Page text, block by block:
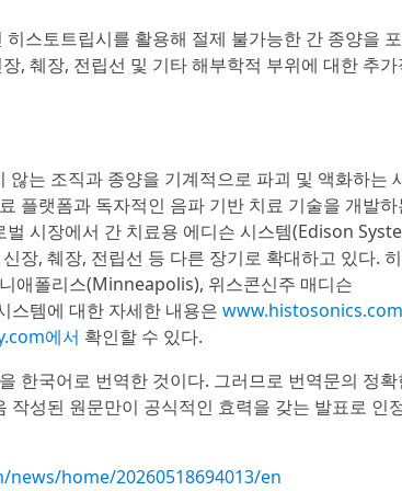
스토트립시를 활용해 절제 불가능한 간 종양을
, 췌장, 전립선 및 기타 해부학적 부위에 대한 추가
는 조직과 종양을 기계적으로 파괴 및 액화하는
플랫폼과 독자적인 음파 기반 치료 기술을 개발하
시장에서 간 치료용 에디슨 시스템(Edison
장, 췌장, 전립선 등 다른 장기로 확대하고 있다.
애폴리스(Minneapolis), 위스콘신주 매디슨
스템에 대한 자세한 내용은
에서 확인할 수 있다.
한국어로 번역한 것이다. 그러므로 번역문의 정확
성된 원문만이 공식적인 효력을 갖는 발표로 인
home/20260518694013/en